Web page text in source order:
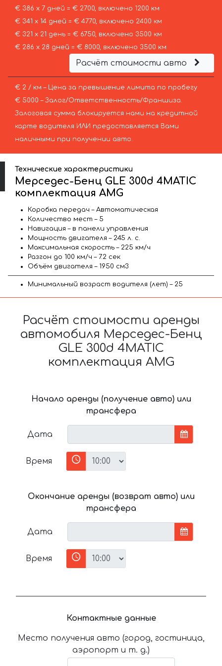
€ 386 х 7 дней = € 2700, включено 1200 км
€ 341 х 14 дней = € 4770, включено 2400 км
€ 321 х 21 день = € 6750, включено 3500 км
€ 286 х 28 дней = € 8000, включено 3500 км
Расчёт стоимости авто
€ 2 / км – Цена за превышение лимита по пробегу
€ 5000 – Залог/Ответственность/Франшиза.
Залоговая сумма блокируется нами на кредитной
карте водителя ИЛИ предоставляется Вами
наличными при получении авто.
Технические характеристики
Мерседес-Бенц GLE 300d 4MATIC
комплектация AMG
Коробка передач – Автоматическая
Количество мест – 5
Навигация – в панели управления
Мощность двигателя – 245 л. с.
Максимальная скорость – 225 км/ч
Разгон до 100 км/ч – 7.2 сек
Объём двигателя – 1950 см3
Минимальный возраст водителя (лет) – 25
Расчёт стоимости аренды
автомобиля Мерседес-Бенц
GLE 300d 4MATIC
комплектация AMG
Начало аренды (получение авто) или
трансфера
Дата
Время
Окончание аренды (возврат авто) или
трансфера
Дата
Время
Контактные данные
Место получения авто (город, гостиница,
аэропорт и т. д.)